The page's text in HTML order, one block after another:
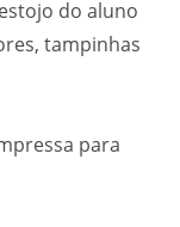
do aluno
tampinhas
para